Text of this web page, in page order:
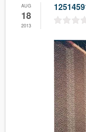
AUG
18
2013